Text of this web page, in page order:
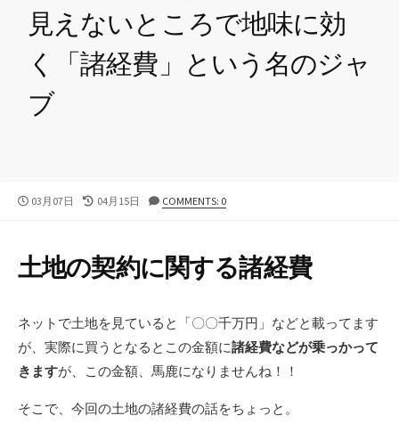
見えないところで地味に効
く「諸経費」という名のジャ
ブ
公
03月07日
最
新
日
04月15日 COMMENTS: 0
土地の契約に関する諸経費
ネットで土地を見ていると「〇〇千万円」などと載ってます
が、実際に買うとなるとこの金額に諸経費などが乗っかって
きますが、この金額、馬鹿になりませんね！！
そこで、今回の土地の諸経費の話をちょっと。